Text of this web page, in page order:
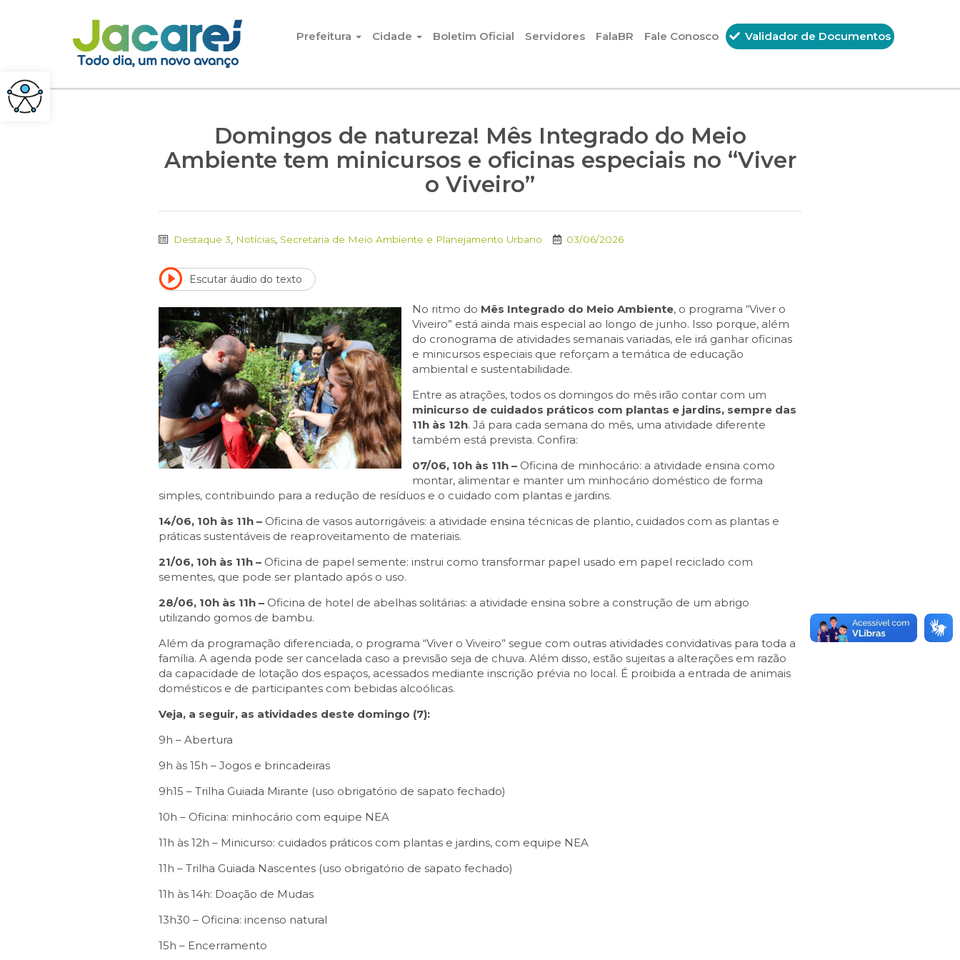
Pular para o conteúdo
Prefeitura
Cidade Boletim Oficial Servidores FalaBR Fale Conosco Validador de Documentos
Domingos de natureza! Mês Integrado do Meio
Ambiente tem minicursos e oficinas especiais no “Viver
o Viveiro”
Destaque 3 Notícias Secretaria de Meio Ambiente e Planejamento Urbano 03/06/2026
Escutar áudio do texto
No ritmo do Mês Integrado do Meio Ambiente, o programa “Viver o
Viveiro” está ainda mais especial ao longo de junho. Isso porque, além
do cronograma de atividades semanais variadas, ele irá ganhar oficinas
e minicursos especiais que reforçam a temática de educação
ambiental e sustentabilidade.
Entre as atrações, todos os domingos do mês irão contar com um
minicurso de cuidados práticos com plantas e jardins, sempre das
11h às 12h. Já para cada semana do mês, uma atividade diferente
também está prevista. Confira:
07/06, 10h às 11h – Oficina de minhocário: a atividade ensina como
montar, alimentar e manter um minhocário doméstico de forma
simples, contribuindo para a redução de resíduos e o cuidado com plantas e jardins.
14/06, 10h às 11h – Oficina de vasos autorrigáveis: a atividade ensina técnicas de plantio, cuidados com as plantas e
práticas sustentáveis de reaproveitamento de materiais.
21/06, 10h às 11h – Oficina de papel semente: instrui como transformar papel usado em papel reciclado com
sementes, que pode ser plantado após o uso.
28/06, 10h às 11h – Oficina de hotel de abelhas solitárias: a atividade ensina sobre a construção de um abrigo
utilizando gomos de bambu.
Além da programação diferenciada, o programa “Viver o Viveiro” segue com outras atividades convidativas para toda a
família. A agenda pode ser cancelada caso a previsão seja de chuva. Além disso, estão sujeitas a alterações em razão
da capacidade de lotação dos espaços, acessados mediante inscrição prévia no local. É proibida a entrada de animais
domésticos e de participantes com bebidas alcoólicas.
Veja, a seguir, as atividades deste domingo (7):
9h – Abertura
9h às 15h – Jogos e brincadeiras
9h15 – Trilha Guiada Mirante (uso obrigatório de sapato fechado)
10h – Oficina: minhocário com equipe NEA
11h às 12h – Minicurso: cuidados práticos com plantas e jardins, com equipe NEA
11h – Trilha Guiada Nascentes (uso obrigatório de sapato fechado)
11h às 14h: Doação de Mudas
13h30 – Oficina: incenso natural
15h – Encerramento